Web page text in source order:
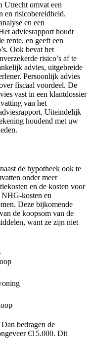
Utrecht omvat een
en risicobereidheid.
en een
adviesrapport houdt
rente, en geeft een
Ook bevat het
risico’s af te
advies, uitgebreide
Persoonlijk advies
fiscaal voordeel. De
vast in een klantdossier
van het
Uiteindelijk
houdend met uw
de hypotheek ook te
onder meer
en de kosten voor
kosten en
Deze bijkomende
de koopsom van de
want ze zijn niet
bedragen de
€15.000. Dit